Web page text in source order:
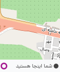
شما اینجا هستید